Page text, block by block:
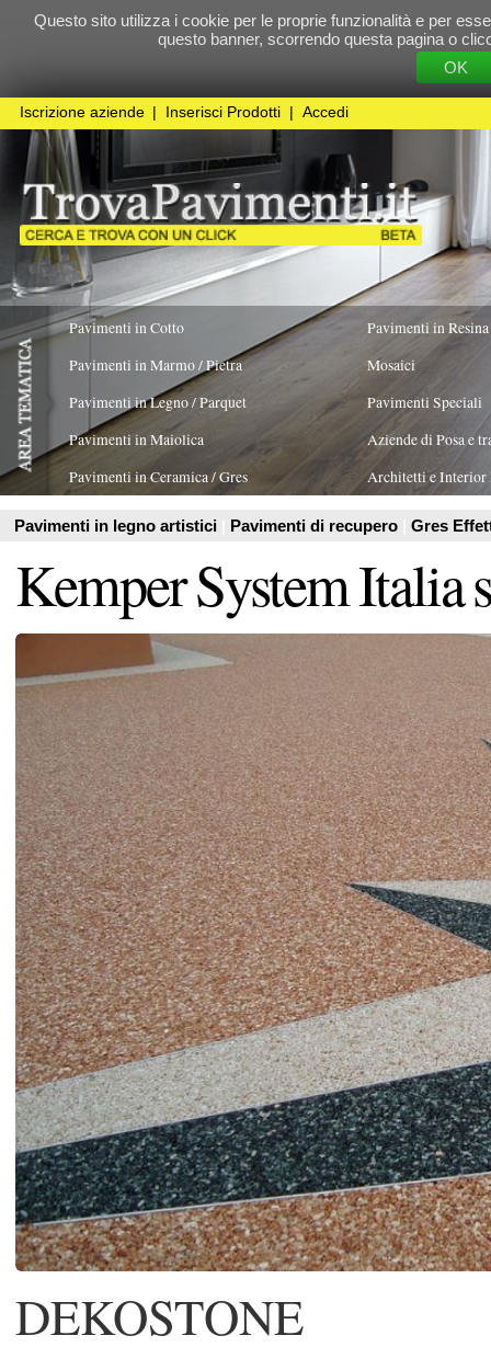
Questo sito utilizza i cookie per le proprie funzionalità e per essere sicuri che tu
questo banner, scorrendo questa pagina o cliccando
Cookie
Pavimenti in Cotto
Pavimenti in Marmo / Pietra
Pavimenti in Legno / Parquet
Pavimenti in Ceramica / Gres
Pavimenti in Resina
Pavimenti Speciali
Aziende di Posa e trattamento Pavimenti
Architetti e Interior Design
Pavimenti in legno artistici | Pavimenti di recupero | Gres Effetto Legno
Kemper System Italia srl
DEKOSTONE
DEKOSTONE consente di dare un
aggiunto a pavimentazioni di
ciclabili, spazi pubblici, terrazze,
di sosta per autoveicoli, ed ogni
esterna che necessiti di una
estetica di pregio.